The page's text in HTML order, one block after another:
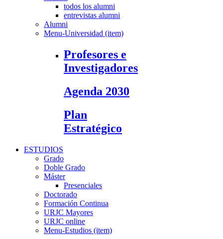
todos los alumni
entrevistas alumni
Alumni
Menu-Universidad (item)
Profesores e
Investigadores
Agenda 2030
Plan
Estratégico
ESTUDIOS
Grado
Doble Grado
Máster
Presenciales
Doctorado
Formación Continua
URJC Mayores
URJC online
Menu-Estudios (item)